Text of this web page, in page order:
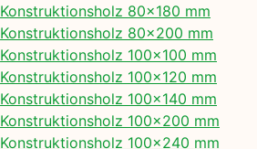
Konstruktionsholz 80×180 mm
Konstruktionsholz 80×200 mm
Konstruktionsholz 100×100 mm
Konstruktionsholz 100×120 mm
Konstruktionsholz 100×140 mm
Konstruktionsholz 100×200 mm
Konstruktionsholz 100×240 mm